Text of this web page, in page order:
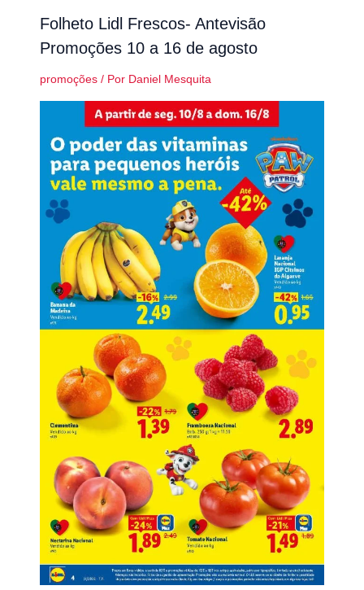
Folheto Lidl Frescos- Antevisão
Promoções 10 a 16 de agosto
promoções/ Por Daniel Mesquita